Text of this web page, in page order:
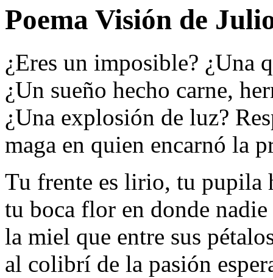
Poema Visión de
¿Eres un imposible? ¿Una
¿Un sueño hecho carne,
¿Una explosión de luz?
maga en quien encarnó la
Tu frente es lirio, tu pupila
tu boca flor en donde
la miel que entre sus
al colibrí de la pasión